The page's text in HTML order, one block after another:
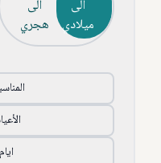
الى
هجري
الى
ميلادي